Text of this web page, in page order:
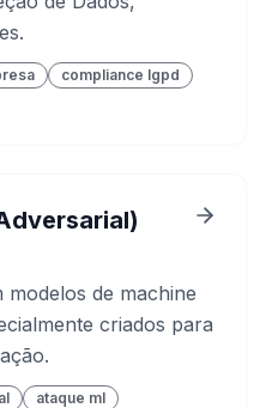
compliance lgpd
modelos de machine
criados para
ataque ml